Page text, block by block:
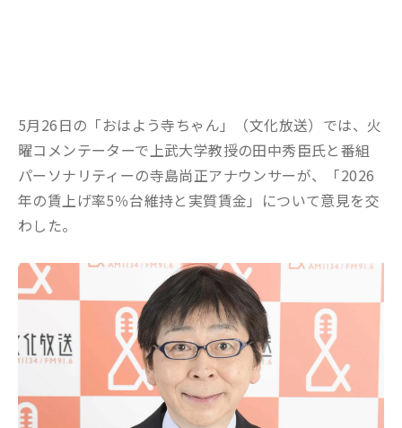
5月26日の「おはよう寺ちゃん」（文化放送）では、火
曜コメンテーターで上武大学教授の田中秀臣氏と番組
パーソナリティーの寺島尚正アナウンサーが、 「2026
年の賃上げ率5％台維持と実質賃金 」 について意見を交
わした。